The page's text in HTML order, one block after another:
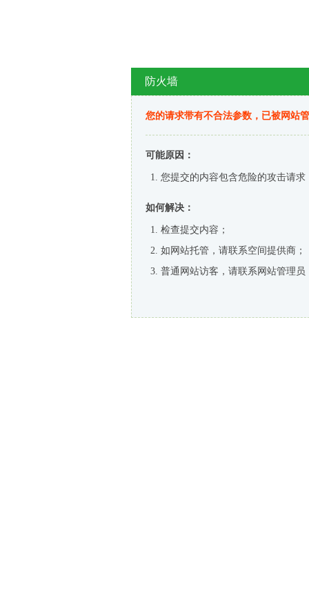
防火墙
您的请求带有不合法参数，已被网站
可能原因：
您提交的内容包含危险的攻击请求
如何解决：
检查提交内容；
如网站托管，请联系空间提供商；
普通网站访客，请联系网站管理员